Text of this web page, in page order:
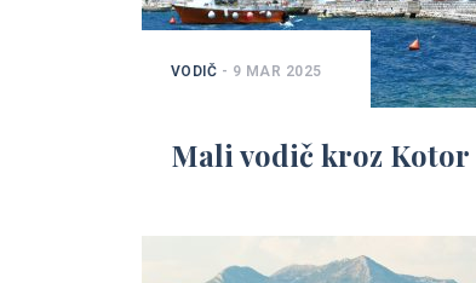
VODIČ - 9 MAR 2025
Mali vodič kroz Kotor